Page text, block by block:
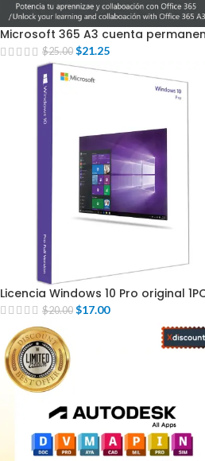
Microsoft 365 A3 cuenta
$25.00 $21.25
Licencia Windows 10 Pro original
$20.00 $17.00